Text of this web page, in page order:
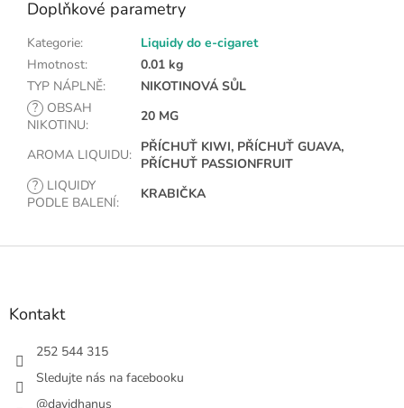
Doplňkové parametry
Kategorie:
Liquidy do e-cigaret
Hmotnost:
0.01 kg
TYP NÁPLNĚ:
NIKOTINOVÁ SŮL
? OBSAH
NIKOTINU:
20 MG
AROMA LIQUIDU: PŘÍCHUŤ KIWI, PŘÍCHUŤ GUAVA,
PŘÍCHUŤ PASSIONFRUIT
? LIQUIDY
PODLE BALENÍ:
KRABIČKA
Z
Kontakt
252 544 315
Sledujte nás na facebooku
@davidhanus